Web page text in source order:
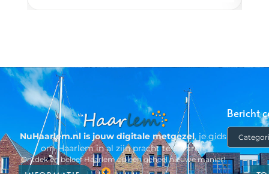
NuHaarlem.nl is jouw digitale metgezel, je gids
om Haarlem in al zijn pracht te ervaren
Ontdek en beleef Haarlem op een geheel nieuwe manier!
Bericht